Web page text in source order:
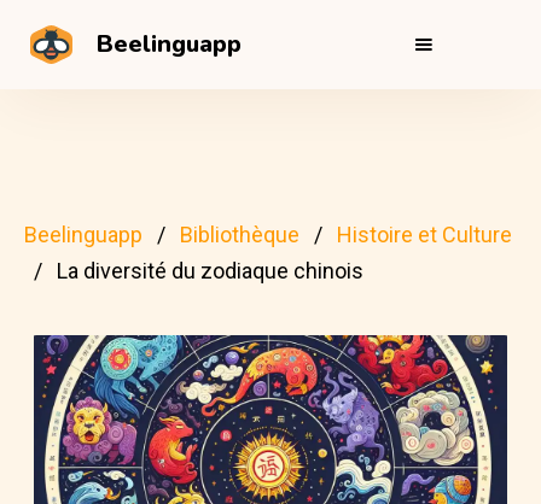
Beelinguapp
Beelinguapp Bibliothèque
Histoire et Culture
La diversité du zodiaque chinois